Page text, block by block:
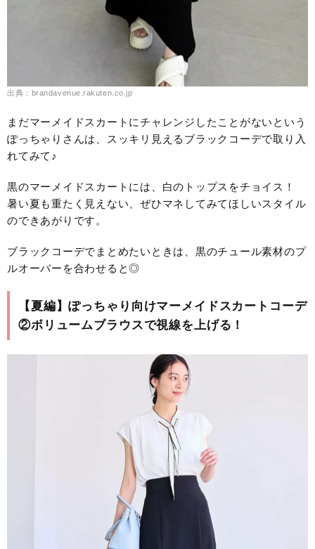
出典：brandavenue.rakuten.co.jp
まだマーメイドスカートにチャレンジしたことがないという
ぽっちゃりさんは、スッキリ見えるブラックコーデで取り入
れてみて♪
黒のマーメイドスカートには、白のトップスをチョイス！
暑い夏も重たく見えない、ぜひマネしてみてほしいスタイル
のできあがりです。
ブラックコーデでまとめたいときは、黒のチュール素材のプ
ルオーバーを合わせると◎
【夏編】ぽっちゃり向けマーメイドスカートコーデ
②ボリュームブラウスで視線を上げる！